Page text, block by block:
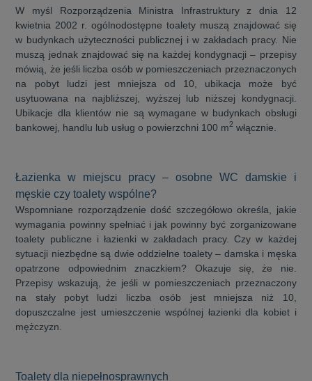
W myśl Rozporządzenia Ministra Infrastruktury z dnia 12
kwietnia 2002 r. ogólnodostępne toalety muszą znajdować się
w budynkach użyteczności publicznej i w zakładach pracy. Nie
muszą jednak znajdować się na każdej kondygnacji – przepisy
mówią, że jeśli liczba osób w pomieszczeniach przeznaczonych
na pobyt ludzi jest mniejsza od 10, ubikacja może być
usytuowana na najbliższej, wyższej lub niższej kondygnacji.
Ubikacje dla klientów nie są wymagane w budynkach obsługi
bankowej, handlu lub usług o powierzchni 100 m2 włącznie.
Łazienka w miejscu pracy – osobne WC damskie i
męskie czy toalety wspólne?
Wspomniane rozporządzenie dość szczegółowo określa, jakie
wymagania powinny spełniać i jak powinny być zorganizowane
toalety publiczne i łazienki w zakładach pracy. Czy w każdej
sytuacji niezbędne są dwie oddzielne toalety – damska i męska
opatrzone odpowiednim znaczkiem? Okazuje się, że nie.
Przepisy wskazują, że jeśli w pomieszczeniach przeznaczony
na stały pobyt ludzi liczba osób jest mniejsza niż 10,
dopuszczalne jest umieszczenie wspólnej łazienki dla kobiet i
mężczyzn.
Toalety dla niepełnosprawnych